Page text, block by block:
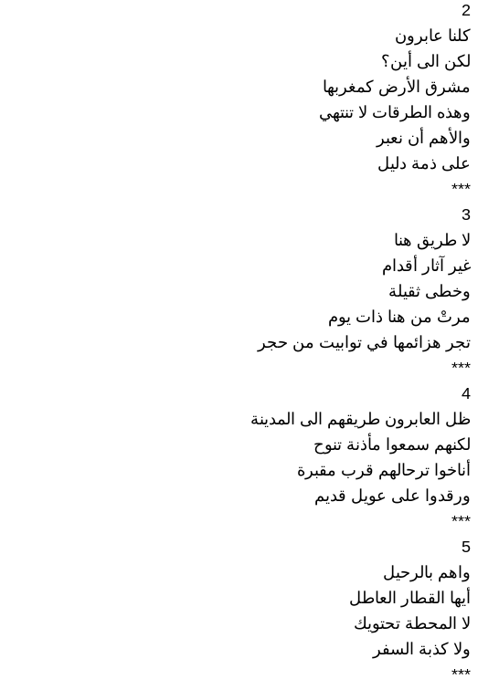
2
كلنا عابرون
لكن الى أين؟
مشرق الأرض كمغربها
وهذه الطرقات لا تنتهي
والأهم أن نعبر
على ذمة دليل
***
3
لا طريق هنا
غير آثار أقدام
وخطى ثقيلة
مرتْ من هنا ذات يوم
تجر هزائمها في توابيت من حجر
***
4
ظل العابرون طريقهم الى المدينة
لكنهم سمعوا مأذنة تنوح
أناخوا ترحالهم قرب مقبرة
ورقدوا على عويل قديم
***
5
واهم بالرحيل
أيها القطار العاطل
لا المحطة تحتويك
ولا كذبة السفر
***